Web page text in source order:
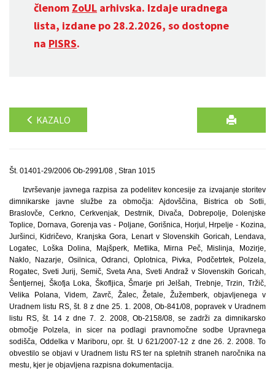
členom ZoUL arhivska. Izdaje uradnega
lista, izdane po 28.2.2026, so dostopne
na PISRS.
KAZALO
Št. 01401-29/2006 Ob-2991/08 , Stran 1015
Izvrševanje javnega razpisa za podelitev koncesije za izvajanje storitev
dimnikarske javne službe za območja: Ajdovščina, Bistrica ob Sotli,
Braslovče, Cerkno, Cerkvenjak, Destrnik, Divača, Dobrepolje, Dolenjske
Toplice, Dornava, Gorenja vas - Poljane, Gorišnica, Horjul, Hrpelje - Kozina,
Juršinci, Kidričevo, Kranjska Gora, Lenart v Slovenskih Goricah, Lendava,
Logatec, Loška Dolina, Majšperk, Metlika, Mirna Peč, Mislinja, Mozirje,
Naklo, Nazarje, Osilnica, Odranci, Oplotnica, Pivka, Podčetrtek, Polzela,
Rogatec, Sveti Jurij, Semič, Sveta Ana, Sveti Andraž v Slovenskih Goricah,
Šentjernej, Škofja Loka, Škofljica, Šmarje pri Jelšah, Trebnje, Trzin, Tržič,
Velika Polana, Videm, Zavrč, Žalec, Žetale, Žužemberk, objavljenega v
Uradnem listu RS, št. 8 z dne 25. 1. 2008, Ob-841/08, popravek v Uradnem
listu RS, št. 14 z dne 7. 2. 2008, Ob-2158/08, se zadrži za dimnikarsko
območje Polzela, in sicer na podlagi pravnomočne sodbe Upravnega
sodišča, Oddelka v Mariboru, opr. št. U 621/2007-12 z dne 26. 2. 2008. To
obvestilo se objavi v Uradnem listu RS ter na spletnih straneh naročnika na
mestu, kjer je objavljena razpisna dokumentacija.